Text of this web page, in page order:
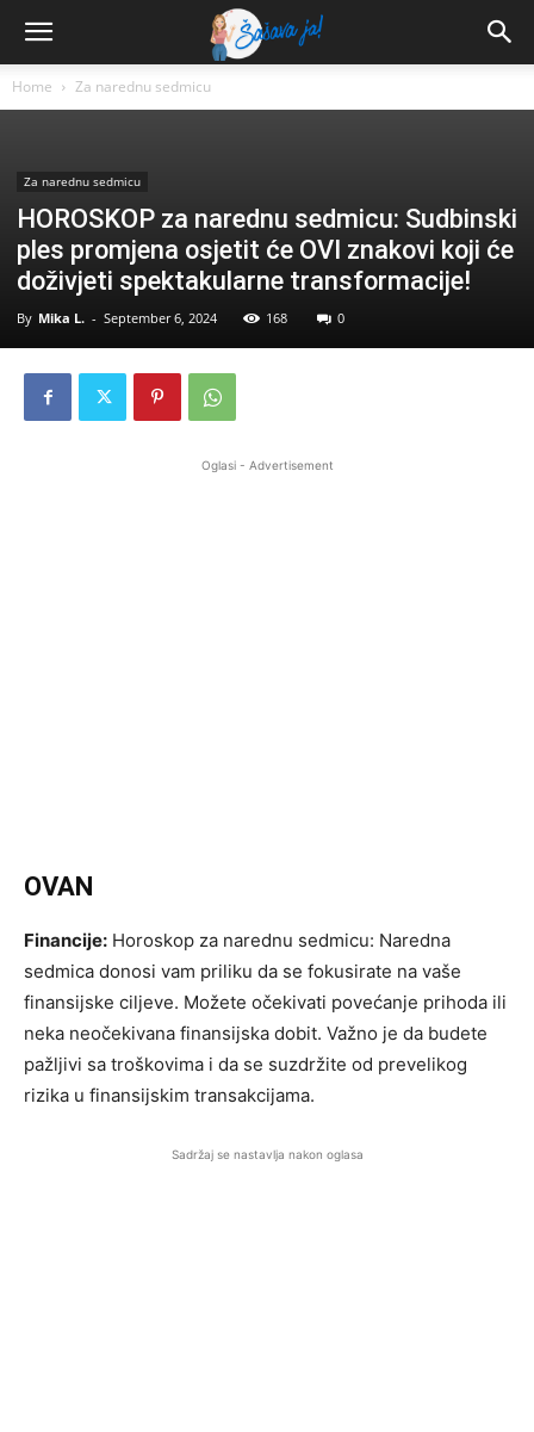
Home Za narednu sedmicu
Za narednu sedmicu
HOROSKOP za narednu sedmicu: Sudbinski
ples promjena osjetit će OVI znakovi koji će
doživjeti spektakularne transformacije!
By Mika L. - September 6, 2024 168 0
Oglasi - Advertisement
OVAN
Financije: Horoskop za narednu sedmicu: Naredna
sedmica donosi vam priliku da se fokusirate na vaše
finansijske ciljeve. Možete očekivati povećanje prihoda ili
neka neočekivana finansijska dobit. Važno je da budete
pažljivi sa troškovima i da se suzdržite od prevelikog
rizika u finansijskim transakcijama.
Sadržaj se nastavlja nakon oglasa